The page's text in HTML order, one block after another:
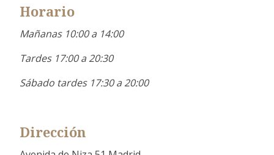
Horario
Mañanas 10:00 a 14:00
Tardes 17:00 a 20:30
Sábado tardes 17:30 a 20:00
Dirección